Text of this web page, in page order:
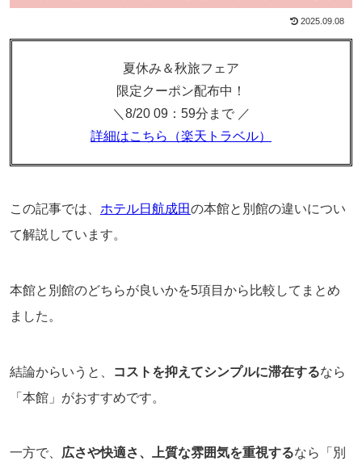
2025.09.08
夏休み＆秋旅フェア
限定クーポン配布中！
＼8/20 09：59分まで ／
詳細はこちら（楽天トラベル）
この記事では、 ホテル日航成田の本館と別館の違いについ
て解説しています。
本館と別館のどちらが良いかを5項目から比較してまとめ
ました。
結論からいうと、 コストを抑えてシンプルに滞在するなら
「本館」がおすすめです。
一方で、 広さや快適さ、上質な雰囲気を重視するなら「別